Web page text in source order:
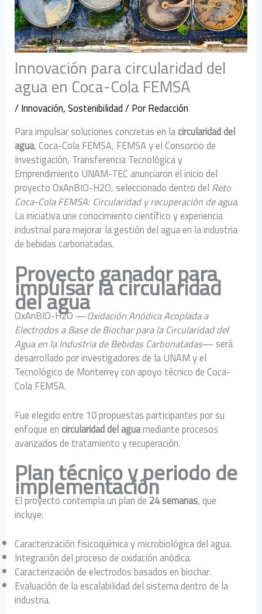
Innovación para circularidad del
agua en Coca-Cola FEMSA
/Innovación,Sostenibilidad/ PorRedacción
Para impulsar soluciones concretas en lacircularidad del
agua, Coca-Cola FEMSA, FEMSA y el Consorcio de
Investigación, Transferencia Tecnológica y
Emprendimiento UNAM-TEC anunciaron el inicio del
proyecto OxAnBIO-H2O, seleccionado dentro del Reto
Coca-Cola FEMSA: Circularidad y recuperación de agua.
La iniciativa une conocimiento científico y experiencia
industrial para mejorar la gestión del agua en la industria
de bebidas carbonatadas.
Proyecto ganador para
impulsar la circularidad
del agua
OxAnBIO-H2O —Oxidación Anódica Acoplada a
Electrodos a Base de Biochar para la Circularidad del
Agua en la Industria de Bebidas Carbonatadas— será
desarrollado por investigadores de la UNAM y el
Tecnológico de Monterrey con apoyo técnico de Coca-
Cola FEMSA.
Fue elegido entre 10 propuestas participantes por su
enfoque encircularidad del aguamediante procesos
avanzados de tratamiento y recuperación.
Plan técnico y periodo de
implementación
El proyecto contempla un plan de 24 semanas, que
incluye:
Caracterización fisicoquímica y microbiológica del agua.
Integración del proceso de oxidación anódica.
Caracterización de electrodos basados en biochar.
Evaluación de la escalabilidad del sistema dentro de la
industria.